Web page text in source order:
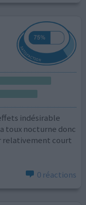
indésirable
toux nocturne donc
relativement court
0 réactions